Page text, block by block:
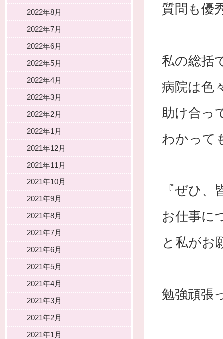
質問も優
私の総括
病院は色
助け合っ
わかって
『ぜひ
お仕事に
と私がお
勉強頑張
2022年8月
2022年7月
2022年6月
2022年5月
2022年4月
2022年3月
2022年2月
2022年1月
2021年12月
2021年11月
2021年10月
2021年9月
2021年8月
2021年7月
2021年6月
2021年5月
2021年4月
2021年3月
2021年2月
2021年1月